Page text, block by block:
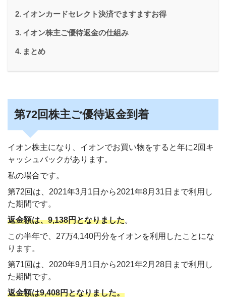
イオンカードセレクト決済でますますお得
イオン株主ご優待返金の仕組み
まとめ
第72回株主ご優待返金到着
イオン株主になり、イオンでお買い物をすると年に2回キ
ャッシュバックがあります。
私の場合です。
第72回は、2021年3月1日から2021年8月31日まで利用し
た期間です。
返金額は、9,138円となりました。
この半年で、27万4,140円分をイオンを利用したことにな
ります。
第71回は、2020年9月1日から2021年2月28日まで利用し
た期間です。
返金額は9,408円となりました。